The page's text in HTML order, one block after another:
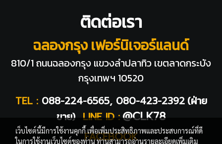
ติดต่อเรา
ฉลองกรุง เฟอร์นิเจอร์แลนด์
810/1 ถนนฉลองกรุง แขวงลำปลาทิว เขตลาดกระบัง
กรุงเทพฯ 10520
TEL : 088-224-6565, 080-423-2392 (ฝ่าย
ขาย) LINE ID : @CLK78
FACEBOOK
เว็บไซต์นี้มีการใช้งานคุกกี้ เพื่อเพิ่มประสิทธิภาพและประสบการณ์ที่ดี
ในการใช้งานเว็บไซต์ของท่าน ท่านสามารถอ่านรายละเอียดเพิ่มเติม